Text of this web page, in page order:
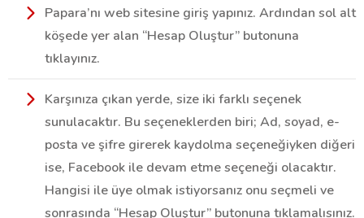
Papara’nı web sitesine giriş yapınız. Ardından sol alt
köşede yer alan “Hesap Oluştur” butonuna
tıklayınız.
Karşınıza çıkan yerde, size iki farklı seçenek
sunulacaktır. Bu seçeneklerden biri; Ad, soyad, e-
posta ve şifre girerek kaydolma seçeneğiyken diğeri
ise, Facebook ile devam etme seçeneği olacaktır.
Hangisi ile üye olmak istiyorsanız onu seçmeli ve
sonrasında “Hesap Oluştur” butonuna tıklamalısınız.